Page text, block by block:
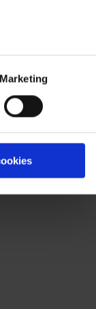
medier,
Marketing